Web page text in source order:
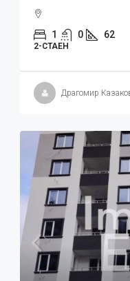
1 0 62
2-СТАЕН
Драгомир